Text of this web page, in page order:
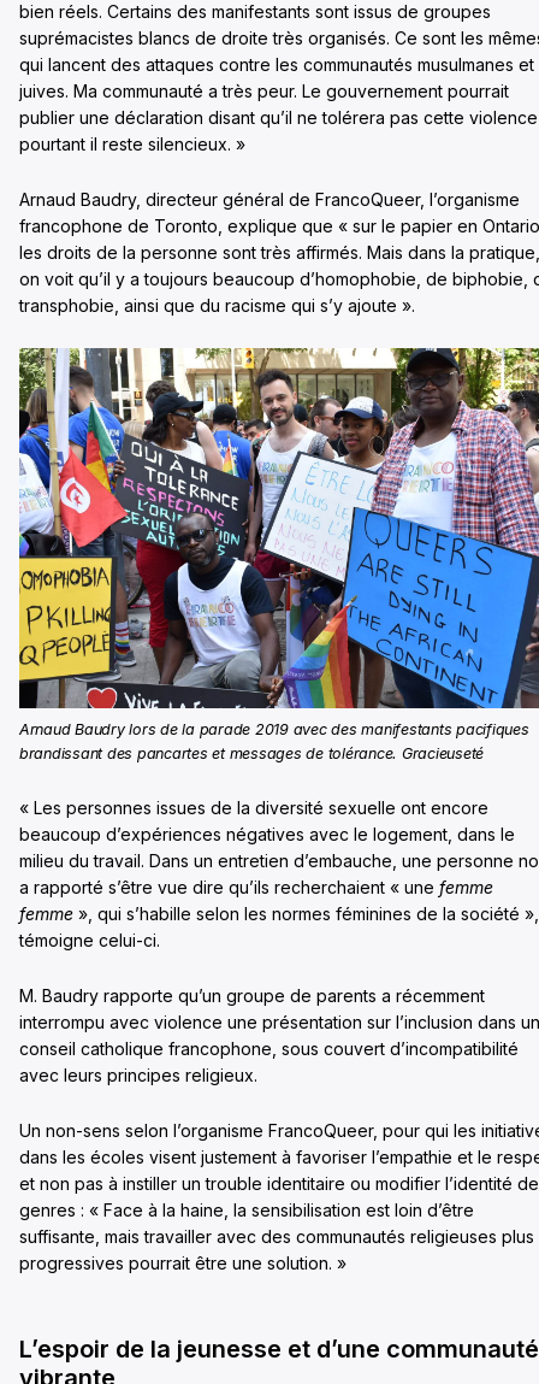
bien réels. Certains des manifestants sont issus de groupes
suprémacistes blancs de droite très organisés. Ce sont les
qui lancent des attaques contre les communautés musulmanes et
juives. Ma communauté a très peur. Le gouvernement pourrait
publier une déclaration disant qu’il ne tolérera pas cette
pourtant il reste silencieux. »
Arnaud Baudry, directeur général de FrancoQueer, l’organisme
francophone de Toronto, explique que « sur le papier en
les droits de la personne sont très affirmés. Mais dans la pratique,
on voit qu’il y a toujours beaucoup d’homophobie, de biphobie,
transphobie, ainsi que du racisme qui s’y ajoute ».
Arnaud Baudry lors de la parade 2019 avec des manifestants pacifiques
brandissant des pancartes et messages de tolérance. Gracieuseté
« Les personnes issues de la diversité sexuelle ont encore
beaucoup d’expériences négatives avec le logement, dans le
milieu du travail. Dans un entretien d’embauche, une personne
a rapporté s’être vue dire qu’ils recherchaient « une femme
femme », qui s’habille selon les normes féminines de la société »,
témoigne celui-ci.
M. Baudry rapporte qu’un groupe de parents a récemment
interrompu avec violence une présentation sur l’inclusion dans un
conseil catholique francophone, sous couvert d’incompatibilité
avec leurs principes religieux.
Un non-sens selon l’organisme FrancoQueer, pour qui les
dans les écoles visent justement à favoriser l’empathie et le
et non pas à instiller un trouble identitaire ou modifier l’identité
genres : « Face à la haine, la sensibilisation est loin d’être
suffisante, mais travailler avec des communautés religieuses plus
progressives pourrait être une solution. »
L’espoir de la jeunesse et d’une communauté
vibrante